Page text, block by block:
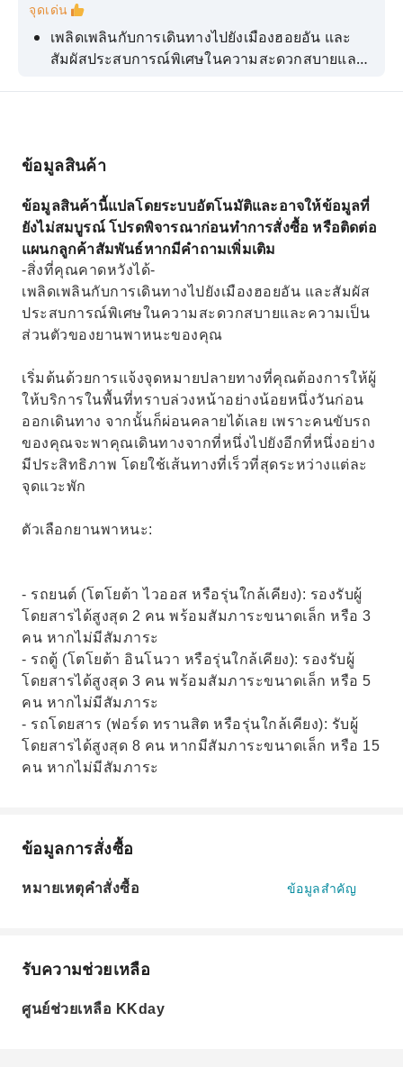
จุดเด่น
เพลิดเพลินกับการเดินทางไปยังเมืองฮอยอัน และ
สัมผัสประสบการณ์พิเศษในความสะดวกสบายและ
ข้อมูลสินค้า
ข้อมูลสินค้านี้แปลโดยระบบอัตโนมัติและอาจให้ข้อมูลที่
ยังไม่สมบูรณ์ โปรดพิจารณาก่อนทำการสั่งซื้อ หรือติดต่อ
แผนกลูกค้าสัมพันธ์หากมีคำถามเพิ่มเติม
-สิ่งที่คุณคาดหวังได้-
เพลิดเพลินกับการเดินทางไปยังเมืองฮอยอัน และสัมผัส
ประสบการณ์พิเศษในความสะดวกสบายและความเป็น
ส่วนตัวของยานพาหนะของคุณ
เริ่มต้นด้วยการแจ้งจุดหมายปลายทางที่คุณต้องการให้ผู้
ให้บริการในพื้นที่ทราบล่วงหน้าอย่างน้อยหนึ่งวันก่อน
ออกเดินทาง จากนั้นก็ผ่อนคลายได้เลย เพราะคนขับรถ
ของคุณจะพาคุณเดินทางจากที่หนึ่งไปยังอีกที่หนึ่งอย่าง
มีประสิทธิภาพ โดยใช้เส้นทางที่เร็วที่สุดระหว่างแต่ละ
จุดแวะพัก
ตัวเลือกยานพาหนะ:
- รถยนต์ (โตโยต้า ไวออส หรือรุ่นใกล้เคียง): รองรับผู้
โดยสารได้สูงสุด 2 คน พร้อมสัมภาระขนาดเล็ก หรือ 3
คน หากไม่มีสัมภาระ
- รถตู้ (โตโยต้า อินโนวา หรือรุ่นใกล้เคียง): รองรับผู้
โดยสารได้สูงสุด 3 คน พร้อมสัมภาระขนาดเล็ก หรือ 5
คน หากไม่มีสัมภาระ
- รถโดยสาร (ฟอร์ด ทรานสิต หรือรุ่นใกล้เคียง): รับผู้
โดยสารได้สูงสุด 8 คน หากมีสัมภาระขนาดเล็ก หรือ 15
คน หากไม่มีสัมภาระ
ข้อมูลการสั่งซื้อ
หมายเหตุคำสั่งซื้อ ข้อมูลสำคัญ
รับความช่วยเหลือ
ศูนย์ช่วยเหลือ KKday